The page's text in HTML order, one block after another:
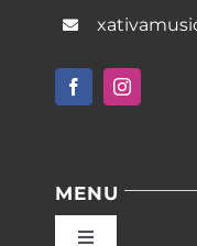
MENU